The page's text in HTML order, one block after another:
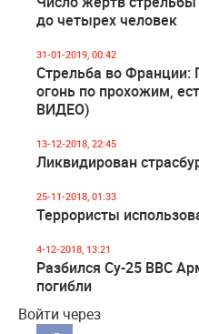
до четырех человек
31-01-2019, 00:42
Стрельба во Франции:
огонь по прохожим,
ВИДЕО)
13-12-2018, 22:45
Ликвидирован
25-11-2018, 01:33
Террористы
4-12-2018, 13:21
Разбился Су-25 ВВС
погибли
Войти через